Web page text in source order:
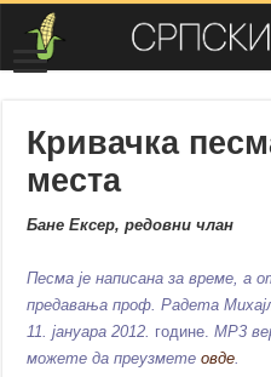
Кривачка
места
Бане Ексер, редовни члан
Песма је написана за време, а
предавања проф. Радета
11. јануара 2012. године.MP3
можете да преузметеовде